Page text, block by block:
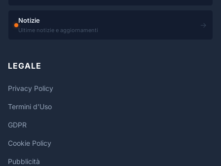
Notizie
Ultime notizie e aggiornamenti
→
LEGALE
Privacy Policy
Termini d'Uso
GDPR
Cookie Policy
Pubblicità